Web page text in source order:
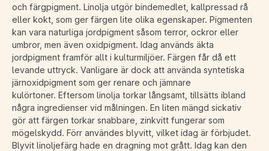
och färgpigment. Linolja utgör bindemedlet, kallpressad rå
eller kokt, som ger färgen lite olika egenskaper. Pigmenten
kan vara naturliga jordpigment såsom terror, ockror eller
umbror, men även oxidpigment. Idag används äkta
jordpigment framför allt i kulturmiljöer. Färgen får då ett
levande uttryck. Vanligare är dock att använda syntetiska
järnoxidpigment som ger renare och jämnare
kulörtoner. Eftersom linolja torkar långsamt, tillsätts ibland
några ingredienser vid målningen. En liten mängd sickativ
gör att färgen torkar snabbare, zinkvitt fungerar som
mögelskydd. Förr användes blyvitt, vilket idag är förbjudet.
Blyvit linoljefärg hade en dragning mot grått. Idag kan den